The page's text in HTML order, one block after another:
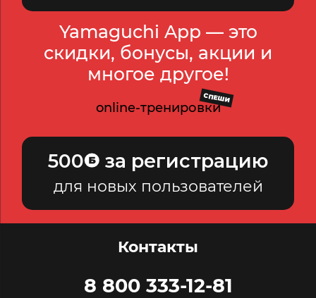
Yamaguchi App — это
скидки, бонусы, акции и
многое другое!
online-тренировки
СПЕШИ
500 за регистрацию
для новых пользователей
Контакты
8 800 333-12-81